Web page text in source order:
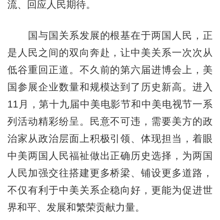
流、回应人民期待。
国与国关系发展的根基在于两国人民，正
是人民之间的双向奔赴，让中美关系一次次从
低谷重回正道。不久前的第六届进博会上，美
国参展企业数量和规模达到了历史新高。进入
11月，第十九届中美电影节和中美电视节一系
列活动精彩纷呈。民意不可违，需要美方的政
治家从政治层面上积极引领、体现担当，着眼
中美两国人民福祉做出正确历史选择，为两国
人民加强交往搭建更多桥梁、铺设更多道路，
不仅有利于中美关系企稳向好，更能为促进世
界和平、发展和繁荣贡献力量。